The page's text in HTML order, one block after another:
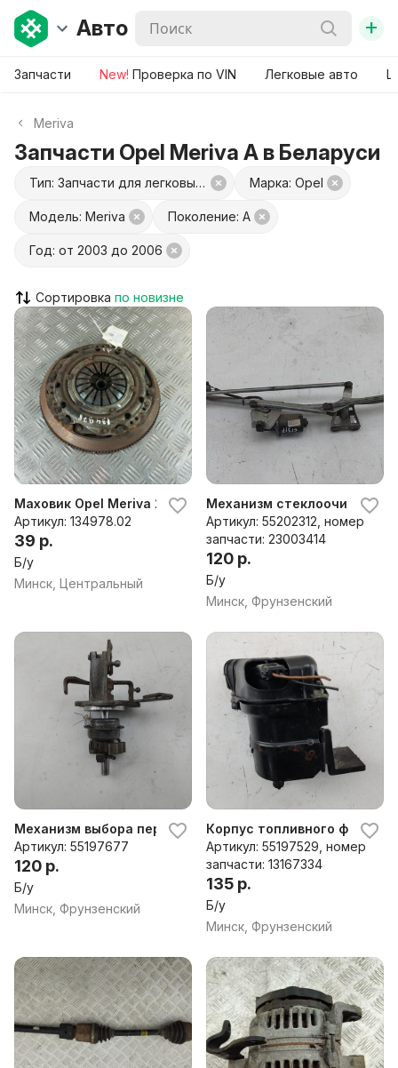
Авто +
Запчасти New! Проверка по VIN Легковые авто
Meriva
Запчасти Opel Meriva A в Беларуси
Тип: Запчасти для легковых авто Марка: Opel
Модель: Meriva Поколение: A
Год: от 2003 до 2006
Сортировка
Маховик Opel Meriva 2005
Артикул: 134978.02
39 р.
Б/у
Минск, Центральный
Механизм
Артикул: 55202312, номер
запчасти: 23003414
120 р.
Б/у
Минск, Фрунзенский
Механизм выбора передач Opel Meriva A (2003-2010)
Артикул: 55197677
120 р.
Б/у
Минск, Фрунзенский
Корпус топливного
Артикул: 55197529, номер
запчасти: 13167334
135 р.
Б/у
Минск, Фрунзенский